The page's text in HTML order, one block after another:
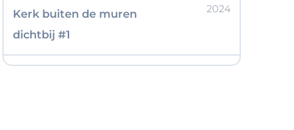
Kerk buiten de muren
dichtbij #1
2024